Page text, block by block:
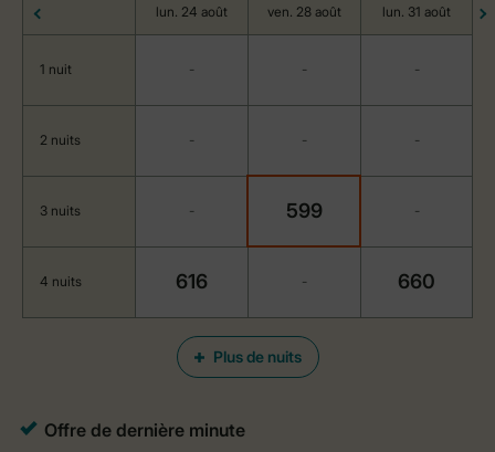
Plus de nuits
lun. 24 août ven. 28 août lun. 31 août
1 nuit - - -
2 nuits - - -
3 nuits - 599 -
4 nuits 616 - 660